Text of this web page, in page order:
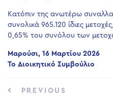
Κατόπιν της ανωτέρω
συνολικά 965.120 ίδιες
0,65% του συνόλου των
Μαρούσι, 16 Μαρτίου 2026
Το Διοικητικό Συμβούλιο
PREVIOUS